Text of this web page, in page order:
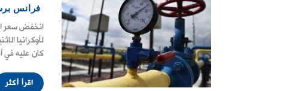
فرانس
انخفض سعر
لأوكرانيا
كان عليه
اقرأ أكثر